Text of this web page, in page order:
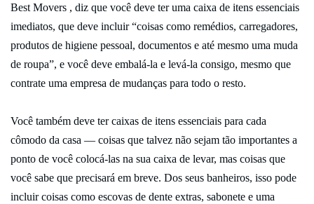
Best Movers , diz que você deve ter uma caixa de itens essenciais
imediatos, que deve incluir “coisas como remédios, carregadores,
produtos de higiene pessoal, documentos e até mesmo uma muda
de roupa”, e você deve embalá-la e levá-la consigo, mesmo que
contrate uma empresa de mudanças para todo o resto.
Você também deve ter caixas de itens essenciais para cada
cômodo da casa — coisas que talvez não sejam tão importantes a
ponto de você colocá-las na sua caixa de levar, mas coisas que
você sabe que precisará em breve. Dos seus banheiros, isso pode
incluir coisas como escovas de dente extras, sabonete e uma